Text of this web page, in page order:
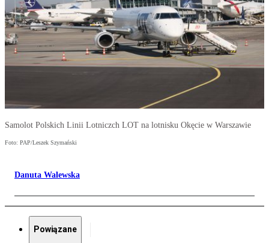
Samolot Polskich Linii Lotniczch LOT na lotnisku Okęcie w Warszawie
Foto: PAP/Leszek Szymański
Danuta Walewska
Powiązane